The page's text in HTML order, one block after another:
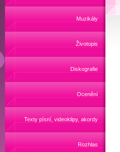
Muzikály
Životopis
Diskografie
Ocenění
Texty písní, videoklipy, akordy
Rozhlas